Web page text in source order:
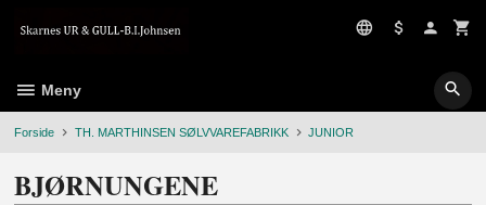
Meny
Forside TH. MARTHINSEN SØLVVAREFABRIKK JUNIOR
BJØRNUNGENE